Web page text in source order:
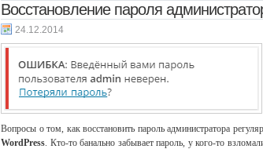
Восстановление пароля
24.12.2014
Вопросы о том, как восстановить пароль администратора
WordPress. Кто-то банально забывает пароль, у кого-то